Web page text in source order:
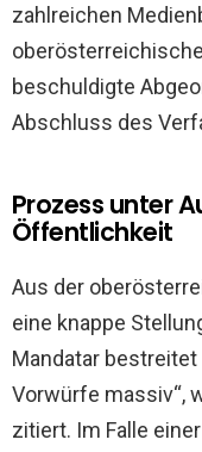
zahlreichen
beschuldigte
Abschluss des
Prozess unter
Öffentlichkeit
Aus der
eine knappe
Mandatar
Vorwürfe massiv“,
zitiert. Im Falle